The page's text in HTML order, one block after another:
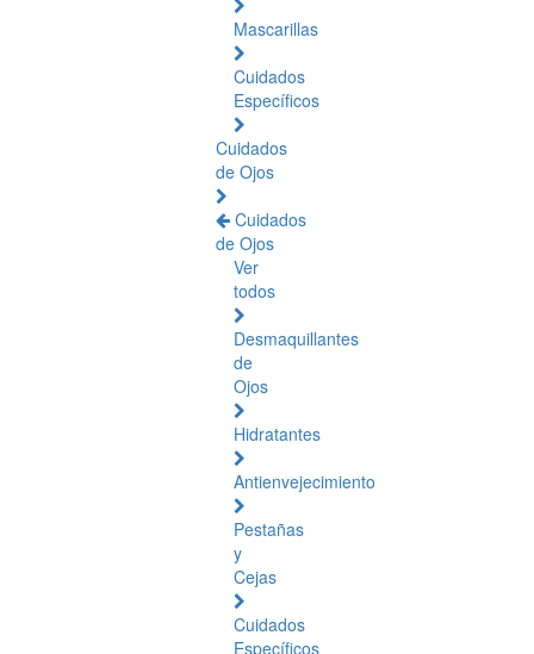
Mascarillas
Cuidados
Específicos
Cuidados
de Ojos
Cuidados
de Ojos
Ver
todos
Desmaquillantes
de
Ojos
Hidratantes
Antienvejecimiento
Pestañas
y
Cejas
Cuidados
Específicos